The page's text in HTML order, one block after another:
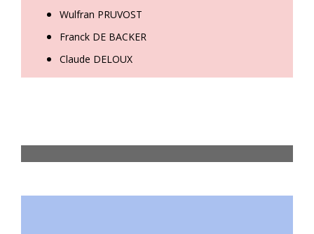
Wulfran PRUVOST
Franck DE BACKER
Claude DELOUX